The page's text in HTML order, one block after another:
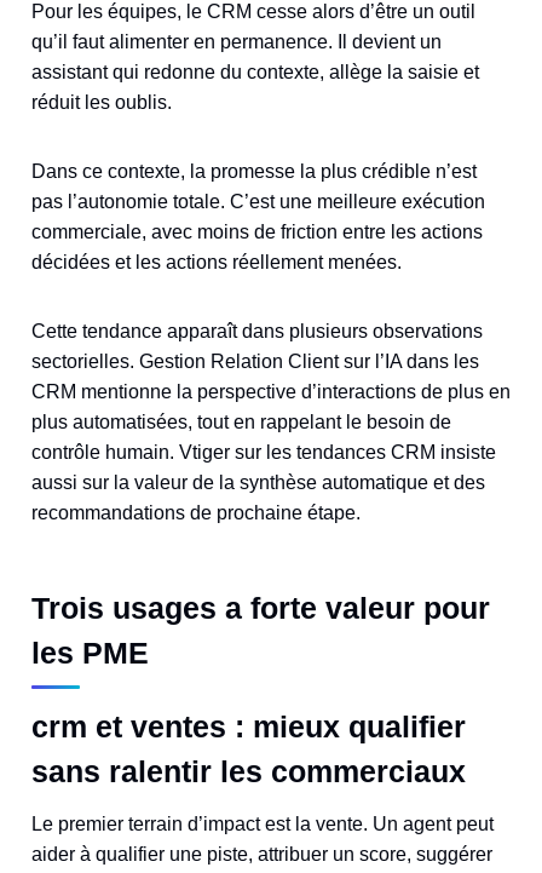
Pour les équipes, le CRM cesse alors d’être un outil
qu’il faut alimenter en permanence. Il devient un
assistant qui redonne du contexte, allège la saisie et
réduit les oublis.
Dans ce contexte, la promesse la plus crédible n’est
pas l’autonomie totale. C’est une meilleure exécution
commerciale, avec moins de friction entre les actions
décidées et les actions réellement menées.
Cette tendance apparaît dans plusieurs observations
sectorielles. Gestion Relation Client sur l’IA dans les
CRM mentionne la perspective d’interactions de plus en
plus automatisées, tout en rappelant le besoin de
contrôle humain. Vtiger sur les tendances CRM insiste
aussi sur la valeur de la synthèse automatique et des
recommandations de prochaine étape.
Trois usages a forte valeur pour
les PME
crm et ventes : mieux qualifier
sans ralentir les commerciaux
Le premier terrain d’impact est la vente. Un agent peut
aider à qualifier une piste, attribuer un score, suggérer